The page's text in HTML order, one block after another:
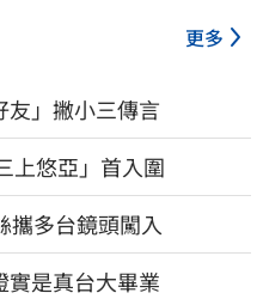
更多
友」撇小三傳言
上悠亞」首入圍
攜多台鏡頭闖入
實是真台大畢業